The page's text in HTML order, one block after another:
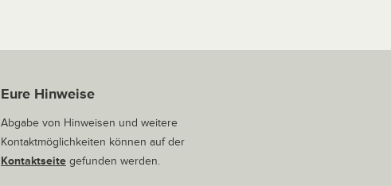
Eure Hinweise
Abgabe von Hinweisen und weitere
Kontaktmöglichkeiten können auf der
Kontaktseitegefunden werden.